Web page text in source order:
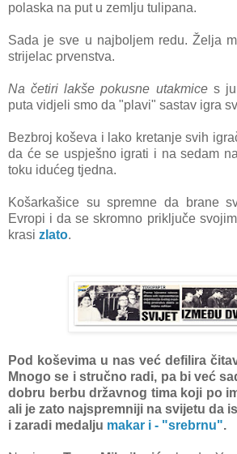
polaska na put u zemlju tulipana.
Sada je sve u najboljem redu. Želja
strijelac prvenstva.
Na četiri lakše pokusne utakmices
puta vidjeli smo da "plavi" sastav igra
Bezbroj koševa i lako kretanje svih
da će se uspješno igrati i na sedam
toku idućeg tjedna.
Košarkašice su spremne da brane
Evropi i da se skromno priključe svojim
krasi zlato.
Pod koševima u nas već defilira
Mnogo se i stručno radi, pa bi već
dobru berbu državnog tima koji po
ali je zato najspremniji na svijetu da
i zaradi medalju makar i - "srebrnu".